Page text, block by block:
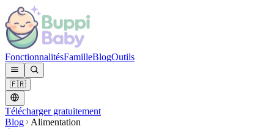
FonctionnalitésFamilleBlogOutils
🇫🇷
Télécharger gratuitement
Blog
Alimentation